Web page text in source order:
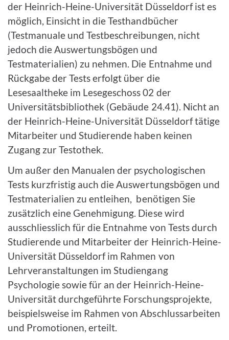
der Heinrich-Heine-Universität Düsseldorf ist es
möglich, Einsicht in die Test­­handbücher
(Testmanuale und Testbeschreibungen, nicht
jedoch die Auswertungsbögen und
Testmaterialien) zu nehmen. Die Entnahme und
Rückgabe der Tests erfolgt über die
Lesesaaltheke im Lesegeschoss 02 der
Universitäts­bibliothek (Gebäude 24.41). Nicht an
der Heinrich-Heine-Universität Düsseldorf tätige
Mitarbeiter und Studierende haben keinen
Zugang zur Testothek.
Um außer den Manualen der psychologischen
Tests kurzfristig auch die Auswertungsbögen und
Testmaterialien zu entleihen, benötigen Sie
zusätzlich eine Geneh­migung. Diese wird
ausschliesslich für die Entnahme von Tests durch
Studierende und Mitarbeiter der Heinrich-Heine-
Universität Düsseldorf im Rahmen von
Lehrveranstaltungen im Studien­gang
Psychologie sowie für an der Heinrich-Heine-
Universität durchgeführte Forschungsprojekte,
beispiels­weise im Rahmen von Abschlussarbei­ten
und Promotionen, erteilt.